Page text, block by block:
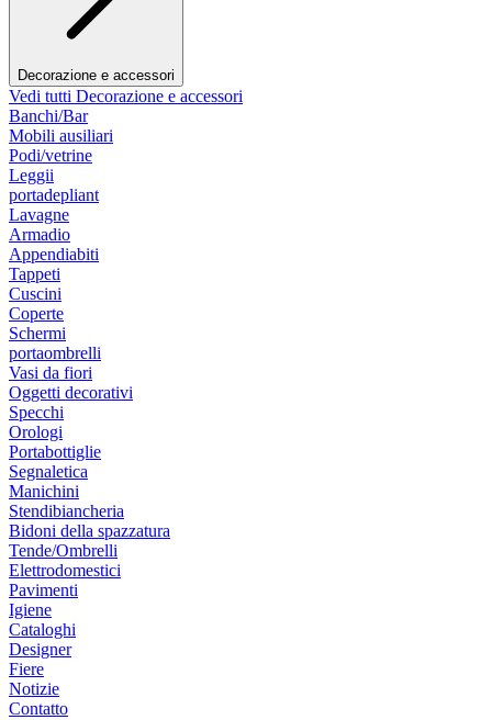
Decorazione e accessori
Vedi tutti Decorazione e accessori
Banchi/Bar
Mobili ausiliari
Podi/vetrine
Leggii
portadepliant
Lavagne
Armadio
Appendiabiti
Tappeti
Cuscini
Coperte
Schermi
portaombrelli
Vasi da fiori
Oggetti decorativi
Specchi
Orologi
Portabottiglie
Segnaletica
Manichini
Stendibiancheria
Bidoni della spazzatura
Tende/Ombrelli
Elettrodomestici
Pavimenti
Igiene
Cataloghi
Designer
Fiere
Notizie
Contatto